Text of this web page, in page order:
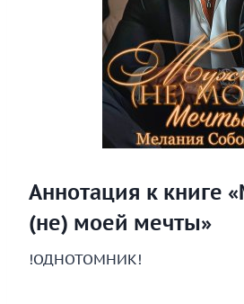
Аннотация к книге
(не) моей мечты»
!ОДНОТОМНИК!